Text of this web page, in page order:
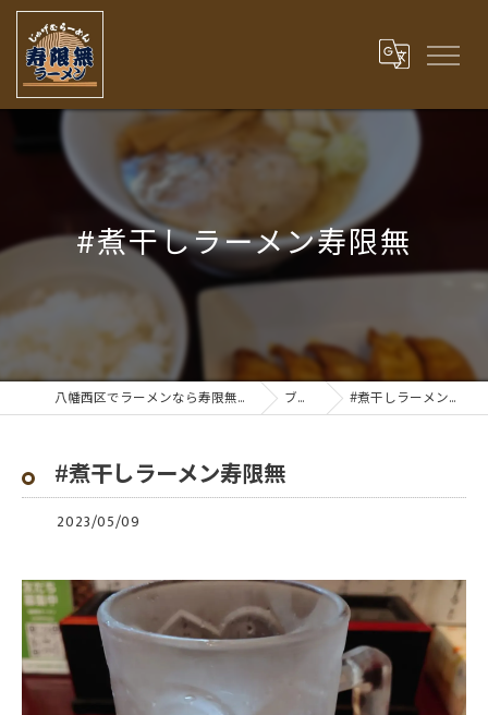
#煮干しラーメン寿限無
八幡西区でラーメンなら寿限無ラーメン ブログ #煮干しラーメン寿限無
#煮干しラーメン寿限無
2023/05/09